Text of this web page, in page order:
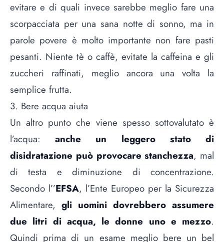
evitare e diquali invece sarebbe meglio fare una
scorpacciata per una sana notte di sonno, ma in
parole povere è molto importante non fare pasti
pesanti. Niente tè o caffè, evitate la caffeina e gli
zuccheri raffinati, meglio ancora una volta la
semplice frutta.
3. Bere acqua aiuta
Un altro punto che viene spesso sottovalutato è
l’acqua:anche un leggero stato di
disidratazione può provocare stanchezza, mal
di testa e diminuzione di concentrazione.
Secondo l’’EFSA, l’Ente Europeo per la Sicurezza
Alimentare, gli uomini dovrebbero assumere
due litri di acqua, le donne uno e mezzo.
Quindi prima di un esame meglio bere un bel